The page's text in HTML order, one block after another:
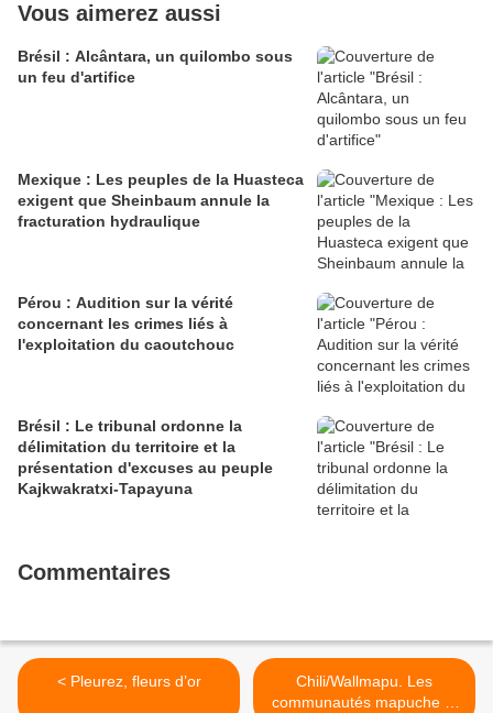
Vous aimerez aussi
Brésil : Alcântara, un quilombo sous
un feu d'artifice
Mexique : Les peuples de la Huasteca
exigent que Sheinbaum annule la
fracturation hydraulique
Pérou : Audition sur la vérité
concernant les crimes liés à
l'exploitation du caoutchouc
Brésil : Le tribunal ordonne la
délimitation du territoire et la
présentation d'excuses au peuple
Kajkwakratxi-Tapayuna
Commentaires
< Pleurez, fleurs d’or
Chili/Wallmapu. Les
communautés mapuche et